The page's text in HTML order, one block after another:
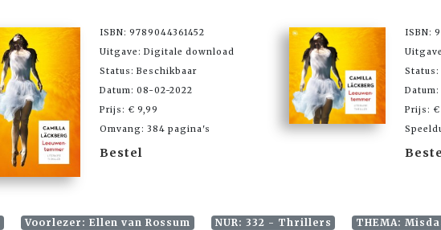
ISBN: 9789044361452
Uitgave: Digitale download
Status: Beschikbaar
Datum: 08-02-2022
Prijs: € 9,99
Omvang: 384 pagina's
Bestel
ISBN:
Prijs: €
Voorlezer: Ellen van Rossum NUR: 332 - Thrillers THEMA: